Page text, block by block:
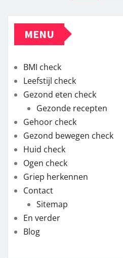
paginering
MENU
BMI check
Leefstijl check
Gezond eten check
Gezonde recepten
Gehoor check
Gezond bewegen check
Huid check
Ogen check
Griep herkennen
Contact
Sitemap
En verder
Blog